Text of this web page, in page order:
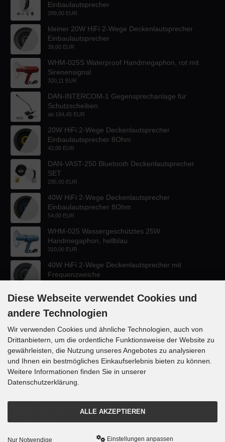
Einbaulautsprecher
299,00 EUR
kleiner 20W HiFi 2-Wege Deckenlautsprecher
Einbaulautsprecher
39,00 EUR
WHM-025S Waterproof Handmegaphon, rot mit
Sirenensignal
320,11 EUR
DAN-INTERCOM-1 Gegensprechanlage für
Schutzscheiben
ab 184,45 EUR
20W HiFi 2-Wege Deckenlautsprecher
Einbaulautsprecher 8Ohm
42,00 EUR
DAN-VAST-250 Bluetooth Deckenlautsprecher
SET
295,00 EUR
40W HiFi 2-Wege Deckenlautsprecher
Einbaulautsprecher 8Ohm
54,00 EUR
WHM-025 Wassergeschütztes 25W
Handmegaphon, hellblau
310,00 EUR
40W HiFi 2-Wege Deckenlautsprecher mit
Frequenzweiche
KONTAKT
Lautsprecher-OnlineShop.de
Rübekampstr. 35
46117 Oberhausen
Telefon +49 (0) 208 / 874188
Email info@danyluk.de
Diese Webseite verwendet Cookies und
andere Technologien
Wir verwenden Cookies und ähnliche Technologien, auch von
Drittanbietern, um die ordentliche Funktionsweise der Website zu
gewährleisten, die Nutzung unseres Angebotes zu analysieren
und Ihnen ein bestmögliches Einkaufserlebnis bieten zu können.
Weitere Informationen finden Sie in unserer
Datenschutzerklärung.
ALLE AKZEPTIEREN
Nur Notwendige Einstellungen anpassen